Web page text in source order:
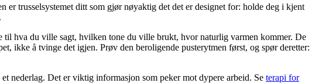
er trusselsystemet ditt som gjør nøyaktig det det er designet for: holde deg i kjent
til hva du ville sagt, hvilken tone du ville brukt, hvor naturlig varmen kommer. De
ikke å tvinge det igjen. Prøv den beroligende pusterytmen først, og spør deretter:
Det er viktig informasjon som peker mot dypere arbeid. Se terapi for